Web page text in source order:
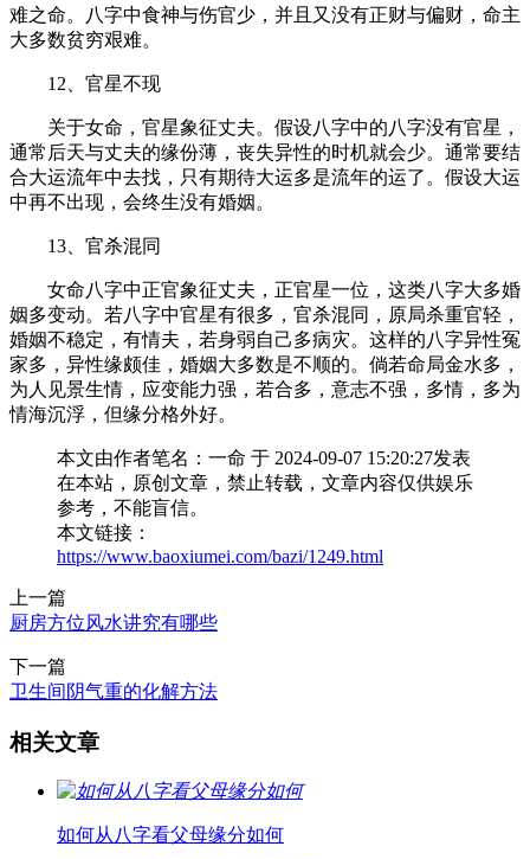
难之命。八字中食神与伤官少，并且又没有正财与偏财，命主
大多数贫穷艰难。
12、官星不现
关于女命，官星象征丈夫。假设八字中的八字没有官星，
通常后天与丈夫的缘份薄，丧失异性的时机就会少。通常要结
合大运流年中去找，只有期待大运多是流年的运了。假设大运
中再不出现，会终生没有婚姻。
13、官杀混同
女命八字中正官象征丈夫，正官星一位，这类八字大多婚
姻多变动。若八字中官星有很多，官杀混同，原局杀重官轻，
婚姻不稳定，有情夫，若身弱自己多病灾。这样的八字异性冤
家多，异性缘颇佳，婚姻大多数是不顺的。倘若命局金水多，
为人见景生情，应变能力强，若合多，意志不强，多情，多为
情海沉浮，但缘分格外好。
本文由作者笔名：一命 于 2024-09-07 15:20:27发表
在本站，原创文章，禁止转载，文章内容仅供娱乐
参考，不能盲信。
本文链接：
https://www.baoxiumei.com/bazi/1249.html
上一篇
厨房方位风水讲究有哪些
下一篇
卫生间阴气重的化解方法
相关文章
如何从八字看父母缘分如何